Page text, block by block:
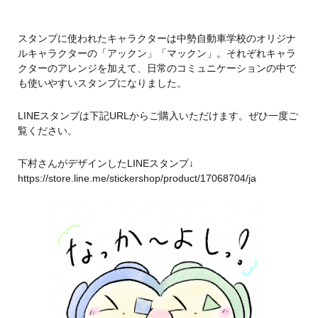
スタンプに使われたキャラクターは中勢自動車学校のオリジナ
ルキャラクターの「アックン」「マックン」。それぞれキャラ
クターのアレンジを加えて、日常のコミュニケーションの中で
も使いやすいスタンプになりました。
LINEスタンプは下記URLからご購入いただけます。ぜひ一度ご
覧ください。
下村さんがデザインしたLINEスタンプ↓
https://store.line.me/stickershop/product/17068704/ja